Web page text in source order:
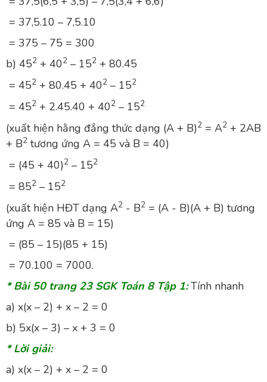
= 37,5.10 – 7,5.10
= 375 – 75 = 300
b) 452 + 402 – 152 + 80.45
= 452 + 80.45 + 402 – 152
= 452 + 2.45.40 + 402 – 152
(xuất hiện hằng đẳng thức dạng (A + B)2 = A2 + 2AB
+ B2 tương ứng A = 45 và B = 40)
= (45 + 40)2 – 152
= 852 – 152
(xuất hiện HĐT dạng A2 - B2 = (A - B)(A + B) tương
ứng A = 85 và B = 15)
= (85 – 15)(85 + 15)
= 70.100 = 7000.
* Bài 50 trang 23 SGK Toán 8 Tập 1:Tính nhanh
a) x(x – 2) + x – 2 = 0
b) 5x(x – 3) – x + 3 = 0
* Lời giải:
a) x(x – 2) + x – 2 = 0